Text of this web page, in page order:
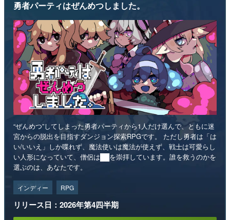
勇者パーティはぜんめつしました。
“ぜんめつ”してしまった勇者パーティから1人だけ選んで、ともに迷
宮からの脱出を目指すダンジョン探索RPGです。 ただし勇者は「は
い/いいえ」しか喋れず、魔法使いは魔法が使えず、戦士は可愛らし
い人形になっていて、僧侶は██を崇拝しています。誰を救うのかを
選ぶのは、あなたです。
インディー RPG
リリース日：2026年第4四半期